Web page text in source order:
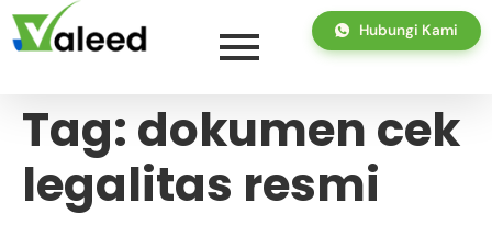
Hubungi Kami
Tag: dokumen cek
legalitas resmi